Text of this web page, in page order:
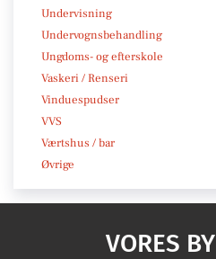
Undervisning
Undervognsbehandling
Ungdoms- og efterskole
Vaskeri / Renseri
Vinduespudser
VVS
Værtshus / bar
Øvrige
VORES BY